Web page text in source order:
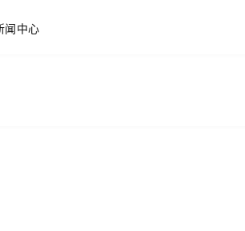
闻中心